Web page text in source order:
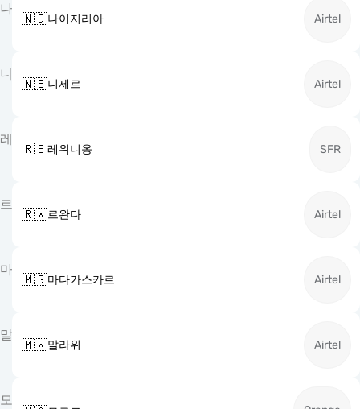
나
🇳🇬나이지리아 Airtel
니
🇳🇪니제르 Airtel
레
🇷🇪레위니옹 SFR
르
🇷🇼르완다 Airtel
마
🇲🇬마다가스카르 Airtel
말
🇲🇼말라위 Airtel
모